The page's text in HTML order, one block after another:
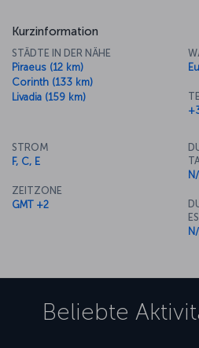
Kurzinformation
STÄDTE IN DER NÄHE
Piraeus (12 km)
Corinth (133 km)
Livadia (159 km)
STROM
F, C, E
ZEITZONE
GMT +2
Beliebte